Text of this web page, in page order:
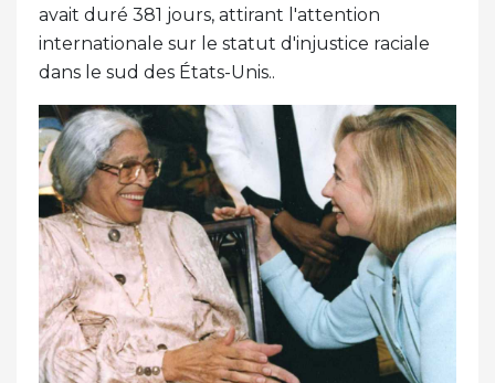
avait duré 381 jours, attirant l'attention
internationale sur le statut d'injustice raciale
dans le sud des États-Unis..